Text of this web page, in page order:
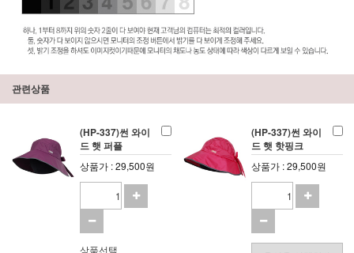
관련상품
(HP-337)썬 와이
드 햇 퍼플
상품가 : 29,500원
상품선택
(HP-337)썬 와이
드 햇 핫핑크
상품가 : 29,500원